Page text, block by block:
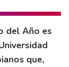
del Año es
que,